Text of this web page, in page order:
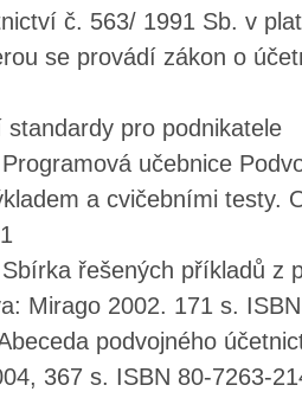
č. 563/ 1991 Sb. v
se provádí zákon o
pro podnikatele
učebnice
a cvičebními testy.
řešených příkladů z
Mirago 2002. 171 s.
podvojného
367 s. ISBN 80-7263-